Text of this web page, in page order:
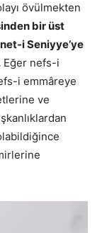
övülmekten
bir üst
i Seniyye’ye
Eğer nefs-i
i emmâreye
ve